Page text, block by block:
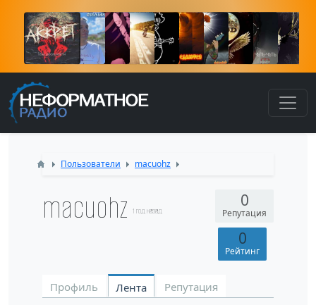
Пользователи macuohz
macuohz 1 год назад
0
Репутация
0
Рейтинг
Профиль Лента Репутация